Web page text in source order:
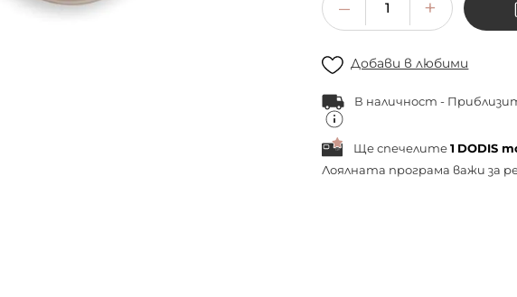
Добави в любими
В наличност -
Ще спечелите 1 DODIS
Лоялната програма важи за